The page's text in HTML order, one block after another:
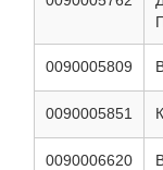
0090005809
0090005851
0090006620